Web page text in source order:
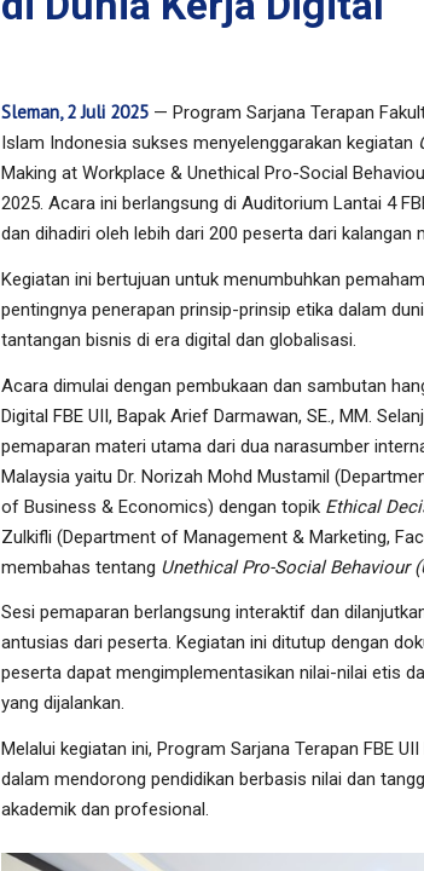
Sleman, 2 Juli 2025 — Program Sarjana Terapan
Islam Indonesia sukses menyelenggarakan kegiatan
Making at Workplace & Unethical Pro-Social
2025. Acara ini berlangsung di Auditorium Lantai 4
dan dihadiri oleh lebih dari 200 peserta dari kalangan
Kegiatan ini bertujuan untuk menumbuhkan
pentingnya penerapan prinsip-prinsip etika dalam
tantangan bisnis di era digital dan globalisasi.
Acara dimulai dengan pembukaan dan sambutan
Digital FBE UII, Bapak Arief Darmawan, SE., MM.
pemaparan materi utama dari dua narasumber
Malaysia yaitu Dr. Norizah Mohd Mustamil
of Business & Economics) dengan topik Ethical
Zulkifli (Department of Management & Marketing,
membahas tentang Unethical Pro-Social Behaviour
Sesi pemaparan berlangsung interaktif dan
antusias dari peserta. Kegiatan ini ditutup dengan
peserta dapat mengimplementasikan nilai-nilai etis
yang dijalankan.
Melalui kegiatan ini, Program Sarjana Terapan FBE
dalam mendorong pendidikan berbasis nilai dan
akademik dan profesional.